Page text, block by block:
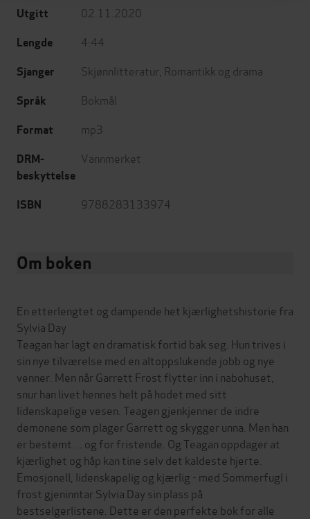
Utgitt 02.11.2020
Lengde 4:44
Sjanger Skjønnlitteratur Romantikk og drama
Språk Bokmål
Format mp3
DRM-
beskyttelse
Vannmerket
ISBN 9788283133974
Om boken
En etterlengtet og dampende het kjærlighetshistorie fra
Sylvia Day
Teagan har lagt en dramatisk fortid bak seg. Hun trives i
sin nye tilværelse med en altoppslukende jobb og nye
venner. Men når Garrett Frost flytter inn i nabohuset,
snur han livet hennes helt på hodet med sitt
lidenskapelige vesen. Teagen gjenkjenner de indre
demonene som plager Garrett og skygger unna. Men han
er bestemt ... og for fristende. Og Teagan oppdager at
kjærlighet og håp kan tine selv det kaldeste hjerte.
Emosjonell, lidenskapelig og kjærlig - med Sommerfugl i
frost gjeninntar Sylvia Day sin plass på
bestselgerlistene. Dette er den perfekte bok for alle